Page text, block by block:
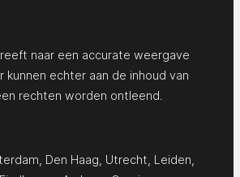
naar een accurate weergave
kunnen echter aan de inhoud van
rechten worden ontleend.
Den Haag Utrecht Leiden